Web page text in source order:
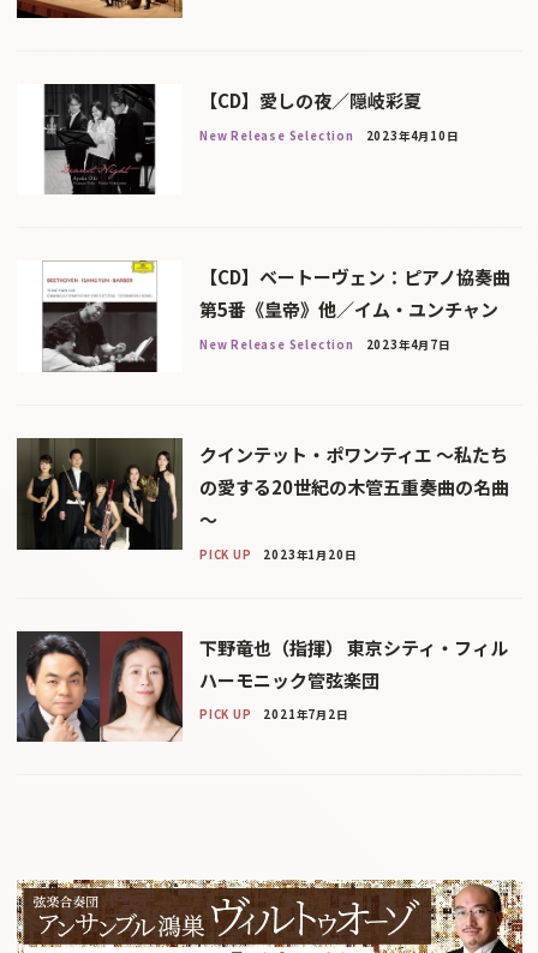
【CD】愛しの夜／隠岐彩夏
New Release Selection 2023年4月10日
【CD】ベートーヴェン：ピアノ協奏曲
第5番《皇帝》他／イム・ユンチャン
New Release Selection 2023年4月7日
クインテット・ポワンティエ ～私たち
の愛する20世紀の木管五重奏曲の名曲
～
PICK UP 2023年1月20日
下野竜也（指揮） 東京シティ・フィル
ハーモニック管弦楽団
PICK UP 2021年7月2日